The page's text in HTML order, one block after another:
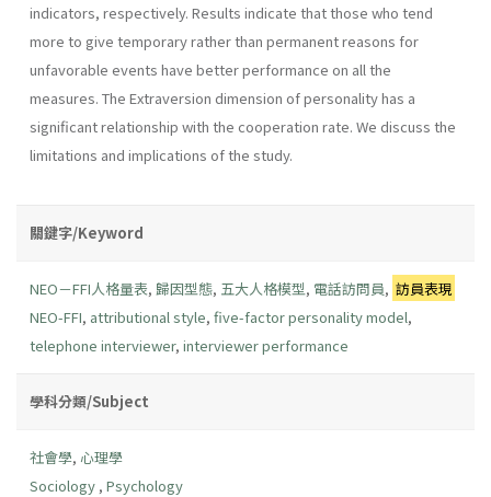
indicators, respectively. Results indicate that those who tend
more to give temporary rather than permanent reasons for
unfavorable events have better performance on all the
measures. The Extraversion dimension of personality has a
significant relationship with the cooperation rate. We discuss the
limitations and implications of the study.
關鍵字/Keyword
NEO－FFI人格量表, 歸因型態, 五大人格模型, 電話訪問員, 訪員表現
NEO-FFI, attributional style, five-factor personality model,
telephone interviewer, interviewer performance
學科分類/Subject
社會學, 心理學
Sociology , Psychology